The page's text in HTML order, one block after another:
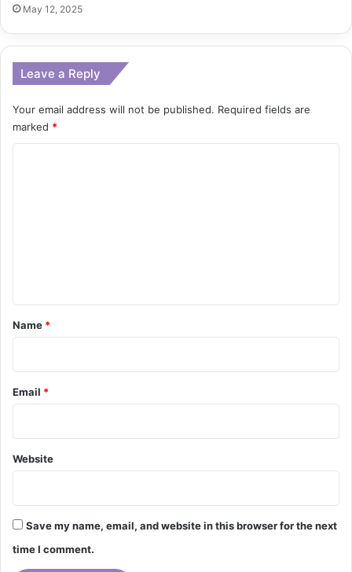
May 12, 2025
Leave a Reply
Your email address will not be published. Required fields are
marked *
*
Name *
Email *
Website
Save my name, email, and website in this browser for the next
time I comment.